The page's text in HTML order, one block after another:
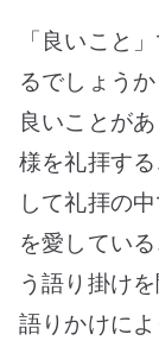
へ
行
く
と
ど
な
良
い
「良いこと
るでしょう
良いことが
様を礼拝す
して礼拝の
を愛してい
う語り掛け
語りかけに